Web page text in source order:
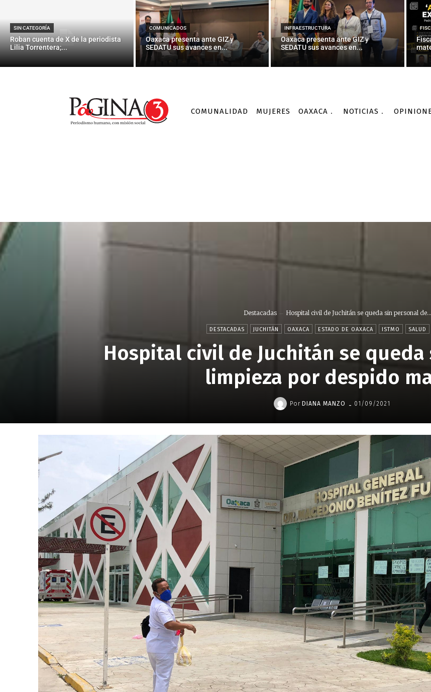
SIN CATEGORÍA
Roban cuenta de X de la periodista
Lilia Torrentera;...
COMUNICADOS
Oaxaca presenta ante GIZ y
SEDATU sus avances en...
INFRAESTRUCTURA
Oaxaca presenta ante GIZ y
SEDATU sus avances en...
COMUNALIDAD MUJERES OAXACA NOTICIAS
Destacadas Hospital civil de Juchitán se queda sin personal de...
DESTACADAS JUCHITÁN OAXACA ESTADO DE OAXACA ISTMO SALUD
Hospital civil de Juchitán se
limpieza por despido
Por DIANA MANZO - 01/09/2021